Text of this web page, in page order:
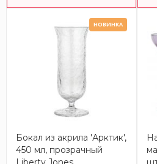
НОВИНКА
Бокал из акрила 'Арктик',
450 мл, прозрачный